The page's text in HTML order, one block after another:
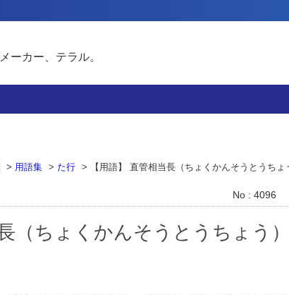
ーカー、テラル。
> 用語集 > た行 > 【用語】 直管相当長（ちょくかんそうとうちょ
No : 4096
（ちょくかんそうとうちょう